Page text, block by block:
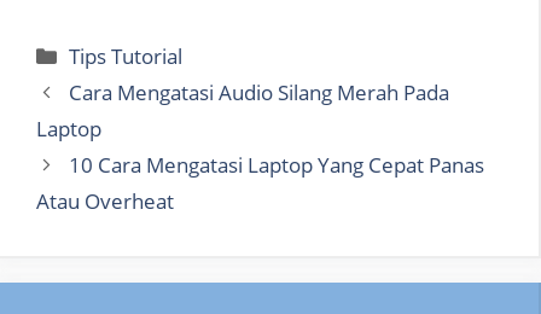
Categories
Tips Tutorial
Cara Mengatasi Audio Silang Merah Pada
Laptop
10 Cara Mengatasi Laptop Yang Cepat Panas
Atau Overheat